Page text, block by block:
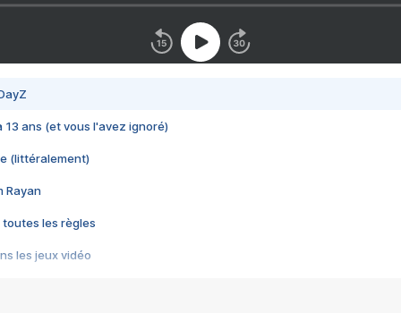
13 ans (et vous l'avez ignoré)
(littéralement)
Rayan
toutes les règles
les jeux vidéo